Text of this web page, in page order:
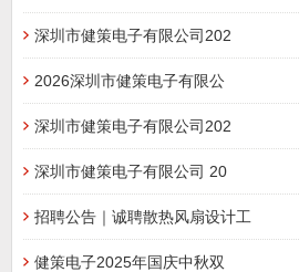
深圳市健策电子有限公司202
2026深圳市健策电子有限公
深圳市健策电子有限公司202
深圳市健策电子有限公司 20
招聘公告｜诚聘散热风扇设计工
健策电子2025年国庆中秋双